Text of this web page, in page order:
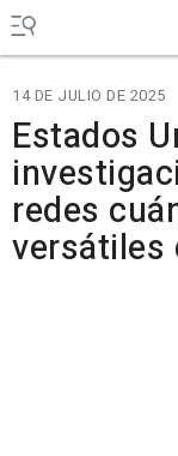
14 DE JULIO DE 2025
Estados
redes
versátiles